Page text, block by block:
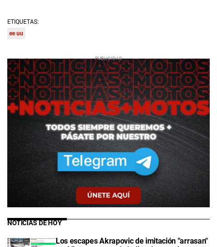
ETIQUETAS:
ee uu
NOTICIAS DE HOY
Los escapes Akrapovic de imitación "arrasan"